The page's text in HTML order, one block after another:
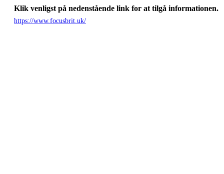
Klik venligst på nedenstående link for at tilgå informationen.
https://www.focusbrit.uk/